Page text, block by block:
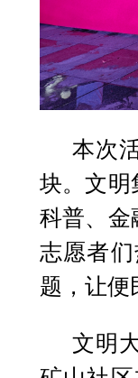
本次
块。文明
科普、金
志愿者
题，让便
文明